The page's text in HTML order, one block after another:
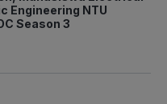
Engineering NTU
Season 3